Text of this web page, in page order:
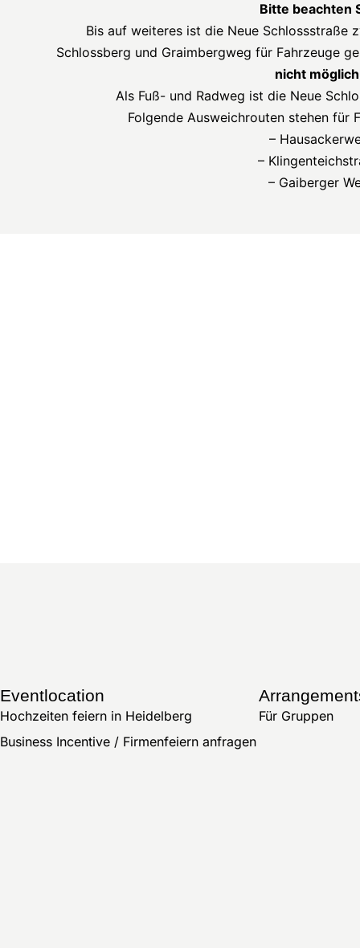
Bitte beachten
Bis auf weiteres ist die Neue Schlossstraße
Schlossberg und Graimbergweg für Fahrzeuge
nicht
Als Fuß- und Radweg ist die Neue
Folgende Ausweichrouten stehen für
–
–
– Gaiberger
Eventlocation
Hochzeiten feiern in Heidelberg
Business Incentive / Firmenfeiern anfragen
Für Gruppen